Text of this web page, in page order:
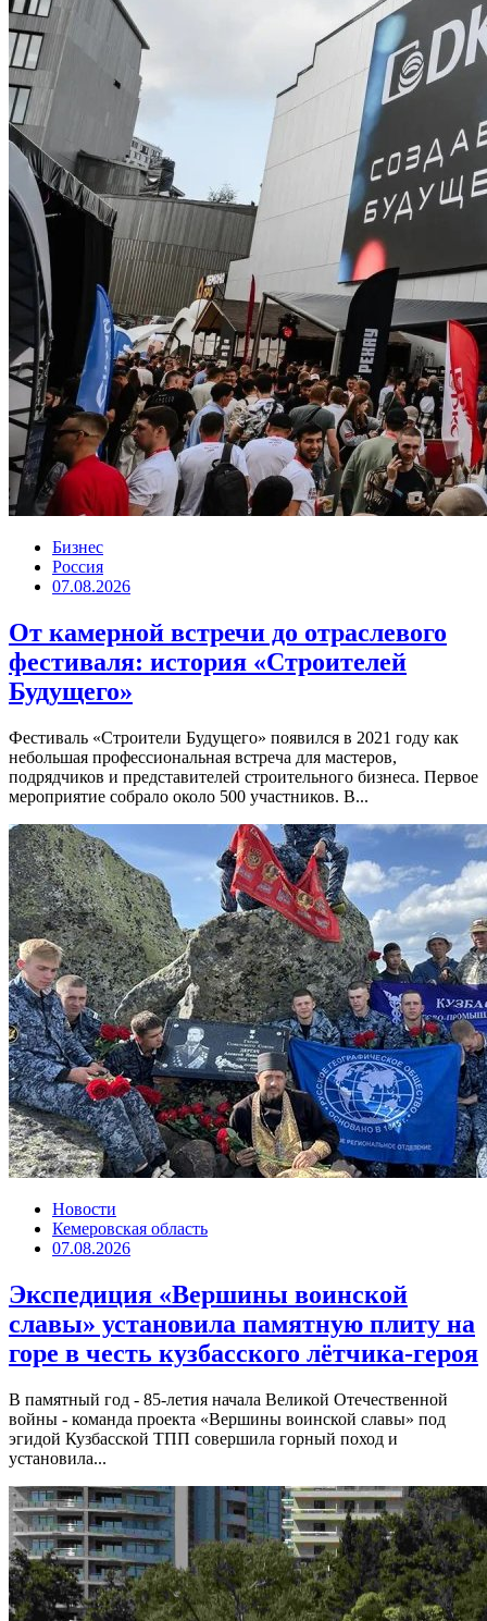
Бизнес
Россия
07.08.2026
От камерной встречи до отраслевого
фестиваля: история «Строителей
Будущего»
Фестиваль «Строители Будущего» появился в 2021 году как
небольшая профессиональная встреча для мастеров,
подрядчиков и представителей строительного бизнеса. Первое
мероприятие собрало около 500 участников. В...
Новости
Кемеровская область
07.08.2026
Экспедиция «Вершины воинской
славы» установила памятную плиту на
горе в честь кузбасского лётчика-героя
В памятный год - 85-летия начала Великой Отечественной
войны - команда проекта «Вершины воинской славы» под
эгидой Кузбасской ТПП совершила горный поход и
установила...